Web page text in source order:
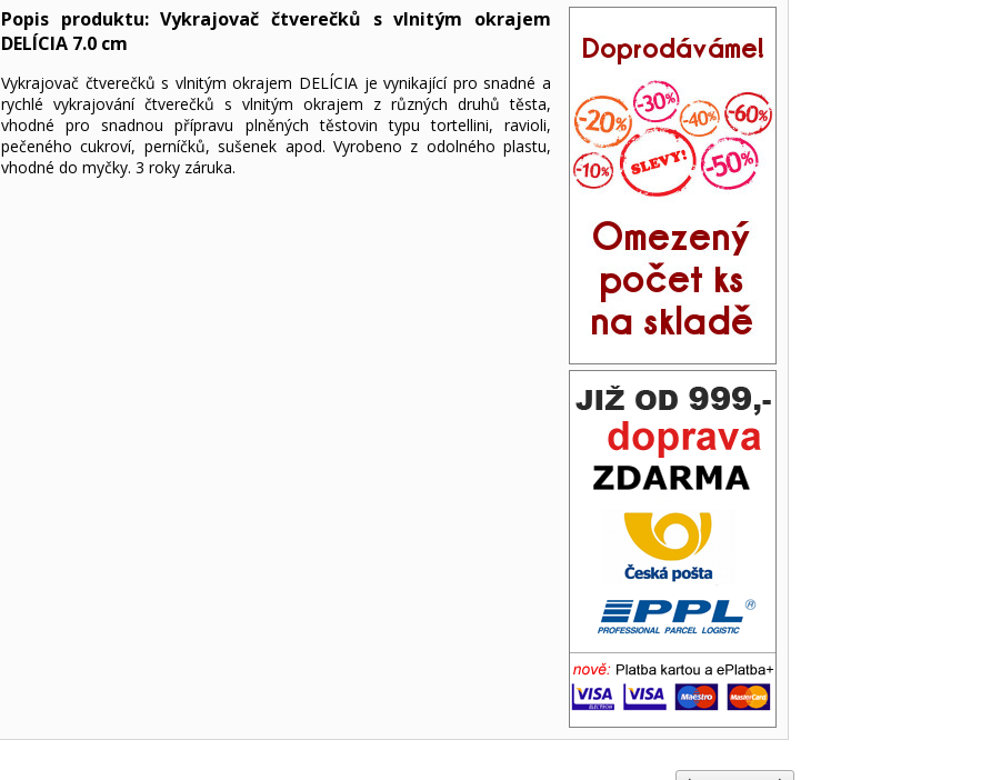
Popis produktu: Vykrajovač čtverečků s vlnitým okrajem
DELÍCIA 7.0 cm
Vykrajovač čtverečků s vlnitým okrajem DELÍCIA je vynikající pro snadné a
rychlé vykrajování čtverečků s vlnitým okrajem z různých druhů těsta,
vhodné pro snadnou přípravu plněných těstovin typu tortellini, ravioli,
pečeného cukroví, perníčků, sušenek apod. Vyrobeno z odolného plastu,
vhodné do myčky. 3 roky záruka.